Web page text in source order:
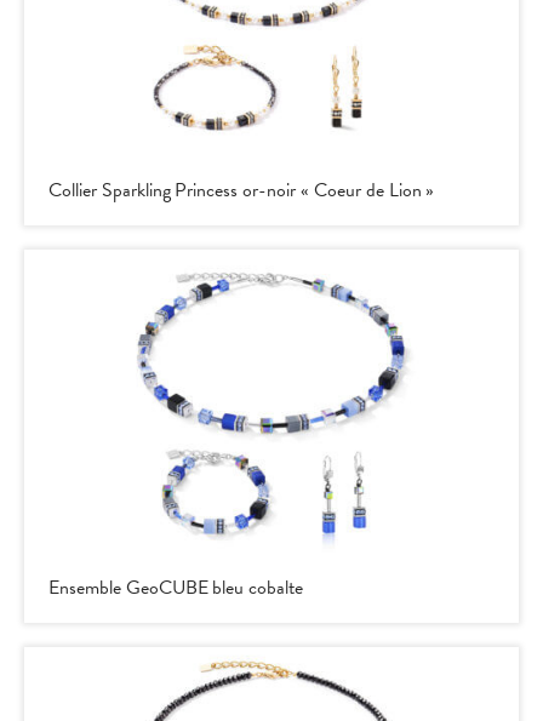
Collier Sparkling Princess or-noir « Coeur de Lion »
Ensemble GeoCUBE bleu cobalte